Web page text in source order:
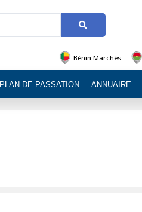
Bénin Marchés
PLAN DE PASSATION ANNUAIRE